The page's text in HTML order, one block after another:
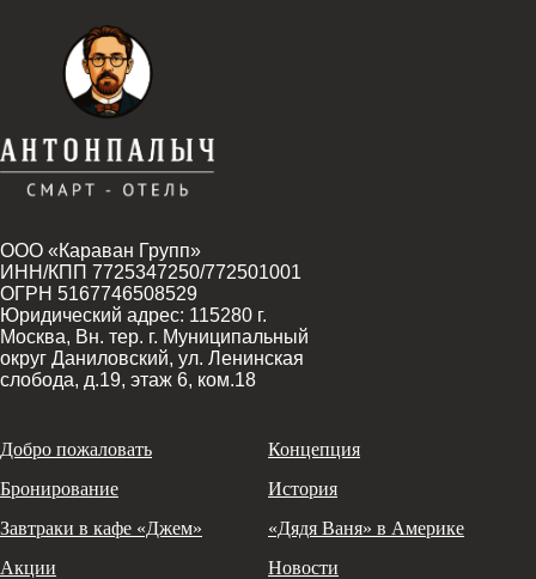
ООО «Караван Групп»
ИНН/КПП 7725347250/772501001
ОГРН 5167746508529
Юридический адрес: 115280 г.
Москва, Вн. тер. г. Муниципальный
округ Даниловский, ул. Ленинская
слобода, д.19, этаж 6, ком.18
Добро пожаловать
Бронирование
Завтраки в кафе «Джем»
Акции
Концепция
История
«Дядя Ваня» в Америке
Новости